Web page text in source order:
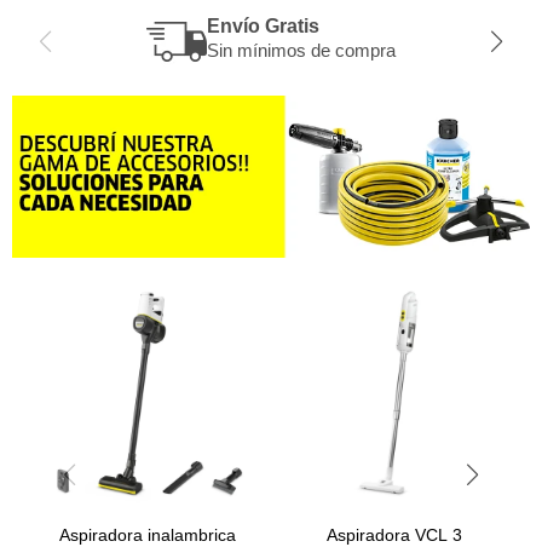
Envío Gratis
Sin mínimos de compra
Aspiradora inalambrica
Aspiradora VCL 3